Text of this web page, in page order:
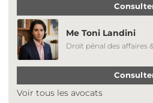
Me Toni Landini
Droit pénal des affaires
Voir tous les avocats